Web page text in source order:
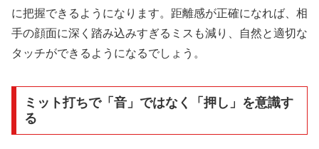
に把握できるようになります。距離感が正確になれば、相
手の顔面に深く踏み込みすぎるミスも減り、自然と適切な
タッチができるようになるでしょう。
ミット打ちで「音」ではなく「押し」を意識す
る